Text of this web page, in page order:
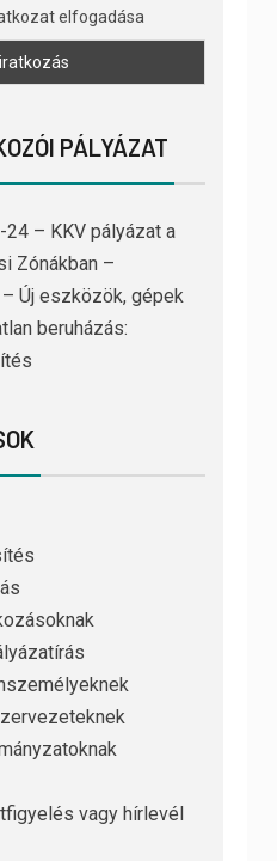
elfogadása
PÁLYÁZAT
– KKV pályázat a
Zónákban –
Új eszközök, gépek
beruházás:
vagy hírlevél